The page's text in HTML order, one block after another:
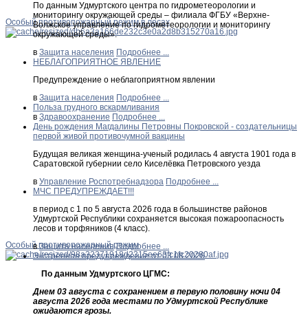
Особый противопожарный режим в лесах
Особый противопожарный режим
По данным Удмуртского центра по гидрометеорологии и
мониторингу окружающей среды – филиала ФГБУ «Верхне-
Волжское управление по гидрометеорологии и мониторингу
окружающей среды».
в Защита населения Подробнее ...
НЕБЛАГОПРИЯТНОЕ ЯВЛЕНИЕ
Предупреждение о неблагоприятном явлении
в Защита населения Подробнее ...
Польза грудного вскармливания
в Здравоохранение Подробнее ...
День рождения Магдалины Петровны Покровской - создательницы
первой живой противочумной вакцины
Будущая великая женщина-ученый родилась 4 августа 1901 года в
Саратовской губернии село Киселёвка Петровского уезда
в Управление Роспотребнадзора Подробнее ...
МЧС ПРЕДУПРЕЖДАЕТ!!!
в период с 1 по 5 августа 2026 года в большинстве районов
Удмуртской Республики сохраняется высокая пожароопасность
лесов и торфяников (4 класс).
вЗащита населения Подробнее ...
Экстренное предупреждение от 03.08.2026
По данным Удмуртского ЦГМС:
Днем 03 августа с сохранением в первую половину ночи 04
августа 2026 года местами по Удмуртской Республике
ожидаются грозы.